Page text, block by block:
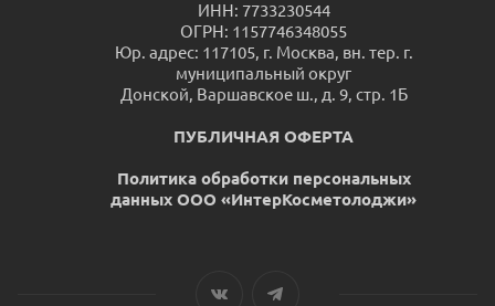
ИНН: 7733230544
ОГРН: 1157746348055
Юр. адрес: 117105, г. Москва, вн. тер. г.
муниципальный округ
Донской, Варшавское ш., д. 9, стр. 1Б
ПУБЛИЧНАЯ ОФЕРТА
Политика обработки персональных
данных ООО «ИнтерКосметолоджи»